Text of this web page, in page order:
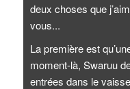
deux choses que
vous...
La première est
moment-là, Swaruu
entrées dans le